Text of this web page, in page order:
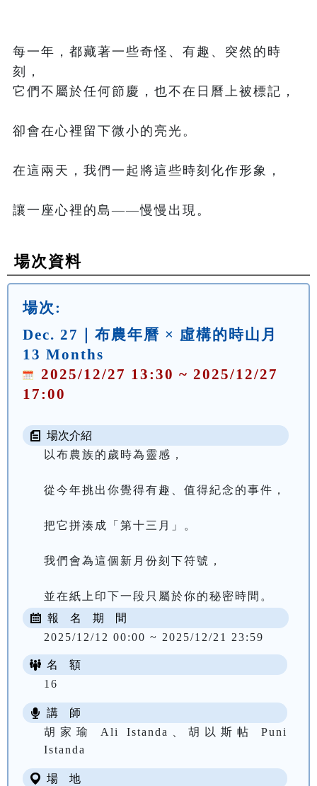
每一年，都藏著一些奇怪、有趣、突然的時
刻，
它們不屬於任何節慶，也不在日曆上被標記，
卻會在心裡留下微小的亮光。
在這兩天，我們一起將這些時刻化作形象，
讓一座心裡的島——慢慢出現。
場次資料
場次:
Dec. 27｜布農年曆 × 虛構的時山月
13 Months
2025/12/27 13:30 ~ 2025/12/27
17:00
場次介紹
以布農族的歲時為靈感，
從今年挑出你覺得有趣、值得紀念的事件，
把它拼湊成「第十三月」。
我們會為這個新月份刻下符號，
並在紙上印下一段只屬於你的秘密時間。
報 名 期 間
2025/12/12 00:00 ~ 2025/12/21 23:59
名 額
16
講 師
胡家瑜 Ali Istanda、胡以斯帖 Puni
Istanda
場 地